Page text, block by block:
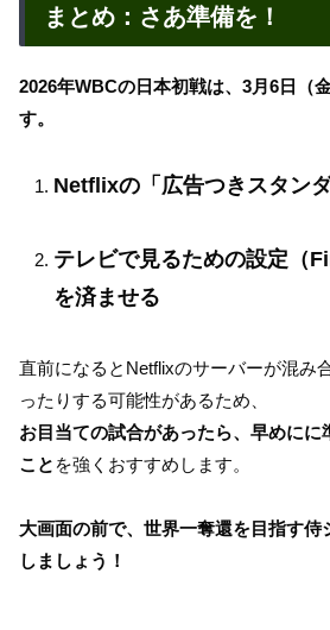
まとめ：さあ準備を！
2026年WBCの日本初戦は、3月6日（
す。
Netflixの「広告つきスタン
テレビで見るための設定（
を済ませる
直前になるとNetflixのサーバーが混み
ったりする可能性があるため、
お目当ての試合があったら、早めにに
こと を強くおすすめします。
大画面の前で、世界一奪還を目指す侍
しましょう！